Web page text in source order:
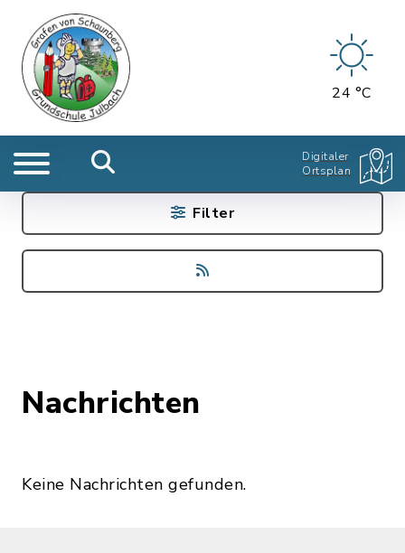
24 °C
Digitaler
Ortsplan
Nachrichten
Keine Nachrichten gefunden.
Filter